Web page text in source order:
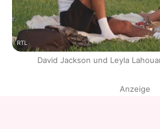
RTL
David Jackson und Leyla
Anzeige